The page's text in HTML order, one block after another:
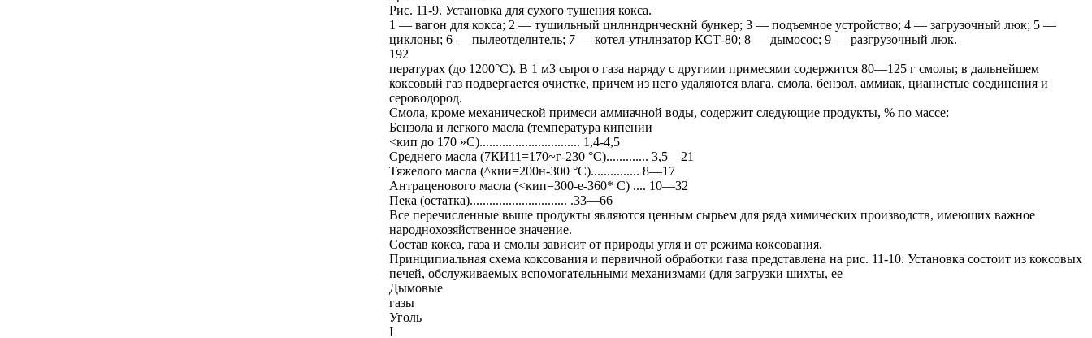
Рис. 11-9. Установка для сухого тушения кокса.
1 — вагон для кокса; 2 — тушильный цнлнндрнческнй бункер; 3 — подъемное устройство; 4 — загрузочный люк; 5 —
циклоны; 6 — пылеотделнтель; 7 — котел-утнлнзатор КСТ-80; 8 — дымосос; 9 — разгрузочный люк.
192
пературах (до 1200°С). В 1 м3 сырого газа наряду с другими примесями содержится 80—125 г смолы; в дальнейшем
коксовый газ подвергается очистке, причем из него удаляются влага, смола, бензол, аммиак, цианистые соединения и
сероводород.
Смола, кроме механической примеси аммиачной воды, содержит следующие продукты, % по массе:
Бензола и легкого масла (температура кипении
<кип до 170 »С)............................... 1,4-4,5
Среднего масла (7КИ11=170~г-230 °С)............. 3,5—21
Тяжелого масла (^кии=200н-300 °С)............... 8—17
Антраценового масла (<кип=300-е-360* С) .... 10—32
Пека (остатка).............................. .33—66
Все перечисленные выше продукты являются ценным сырьем для ряда химических производств, имеющих важное
народнохозяйственное значение.
Состав кокса, газа и смолы зависит от природы угля и от режима коксования.
Принципиальная схема коксования и первичной обработки газа представлена на рис. 11-10. Установка состоит из коксовых
печей, обслуживаемых вспомогательными механизмами (для загрузки шихты, ее
Дымовые
газы
Уголь
I